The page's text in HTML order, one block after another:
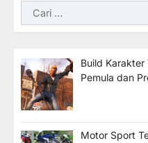
Cari
untuk:
Build
Pemula dan
Motor Sport